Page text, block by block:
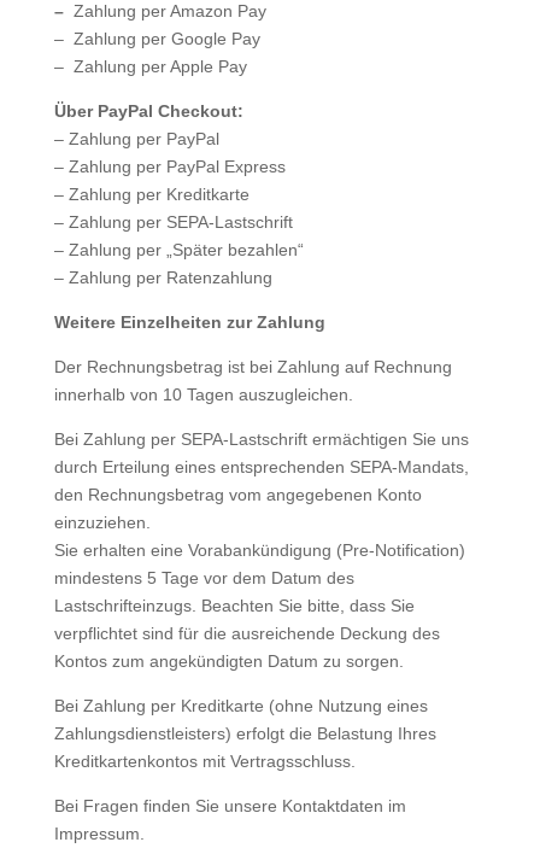
–Zahlung per Amazon Pay
– Zahlung per Google Pay
– Zahlung per Apple Pay
Über PayPal Checkout:
– Zahlung per PayPal
– Zahlung per PayPal Express
– Zahlung per Kreditkarte
– Zahlung per SEPA-Lastschrift
– Zahlung per „Später bezahlen“
– Zahlung per Ratenzahlung
Weitere Einzelheiten zur Zahlung
Der Rechnungsbetrag ist bei Zahlung auf Rechnung
innerhalb von 10 Tagen auszugleichen.
Bei Zahlung per SEPA-Lastschrift ermächtigen Sie uns
durch Erteilung eines entsprechenden SEPA-Mandats,
den Rechnungsbetrag vom angegebenen Konto
einzuziehen.
Sie erhalten eine Vorabankündigung (Pre-Notification)
mindestens 5 Tage vor dem Datum des
Lastschrifteinzugs. Beachten Sie bitte, dass Sie
verpflichtet sind für die ausreichende Deckung des
Kontos zum angekündigten Datum zu sorgen.
Bei Zahlung per Kreditkarte (ohne Nutzung eines
Zahlungsdienstleisters) erfolgt die Belastung Ihres
Kreditkartenkontos mit Vertragsschluss.
Bei Fragen finden Sie unsere Kontaktdaten im
Impressum.